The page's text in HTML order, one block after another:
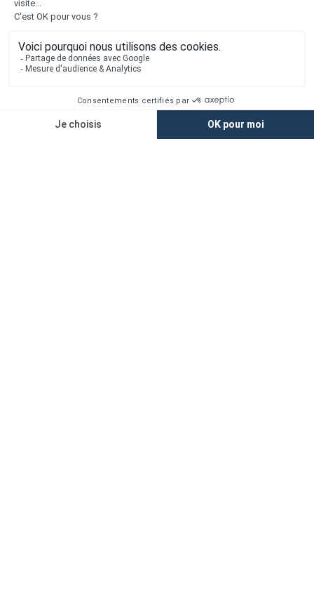
Liens utiles
Nous contacter
Alertes offres
Mentions légales